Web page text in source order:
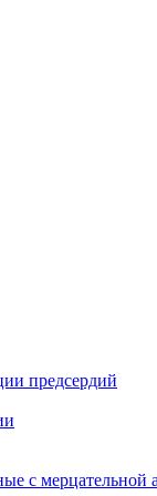
предсердий
с мерцательной